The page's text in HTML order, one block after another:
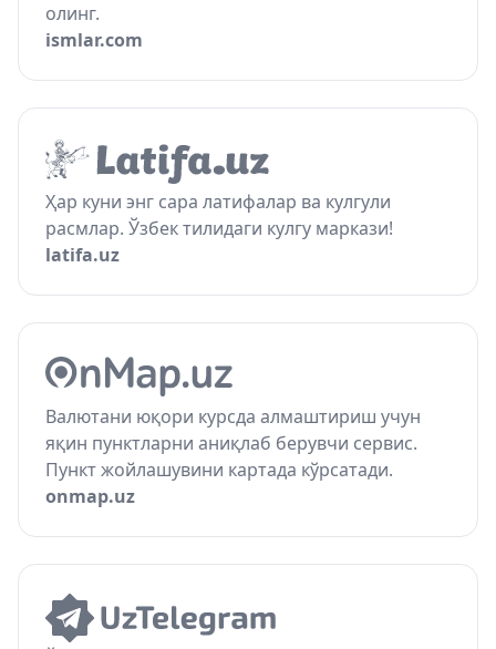
олинг.
ismlar.com
Ҳар куни энг сара латифалар ва кулгули
расмлар. Ўзбек тилидаги кулгу маркази!
latifa.uz
Валютани юқори курсда алмаштириш учун
яқин пунктларни аниқлаб берувчи сервис.
Пункт жойлашувини картада кўрсатади.
onmap.uz